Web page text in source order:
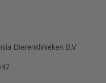
Dierenklinieken B.V.